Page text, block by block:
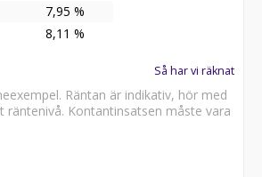
7,95 %
8,11 %
Så har vi räknat
Räntan är indikativ, hör med
räntenivå. Kontantinsatsen måste vara